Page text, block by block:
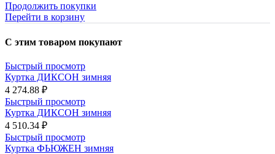
Продолжить покупки
Перейти в корзину
С этим товаром покупают
Быстрый просмотр
Куртка ДИКСОН зимняя
4 274.88 ₽
Быстрый просмотр
Куртка ДИКСОН зимняя
4 510.34 ₽
Быстрый просмотр
Куртка ФЬЮЖЕН зимняя